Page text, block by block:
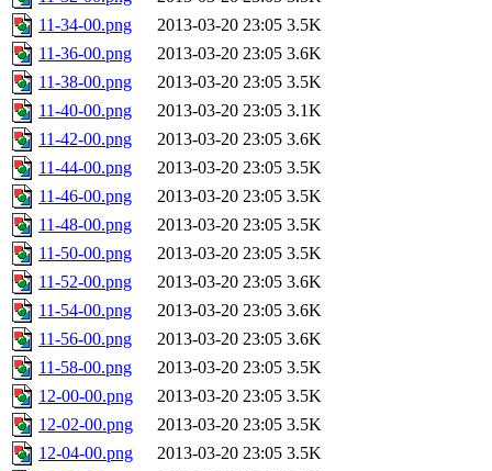
11-34-00.png
2013-03-20 23:05 3.5K
11-36-00.png
2013-03-20 23:05 3.6K
11-38-00.png
2013-03-20 23:05 3.5K
11-40-00.png
2013-03-20 23:05 3.1K
11-42-00.png
2013-03-20 23:05 3.6K
11-44-00.png
2013-03-20 23:05 3.5K
11-46-00.png
2013-03-20 23:05 3.5K
11-48-00.png
2013-03-20 23:05 3.5K
11-50-00.png
2013-03-20 23:05 3.5K
11-52-00.png
2013-03-20 23:05 3.6K
11-54-00.png
2013-03-20 23:05 3.6K
11-56-00.png
2013-03-20 23:05 3.6K
11-58-00.png
2013-03-20 23:05 3.5K
12-00-00.png
2013-03-20 23:05 3.5K
12-02-00.png
2013-03-20 23:05 3.5K
12-04-00.png
2013-03-20 23:05 3.5K